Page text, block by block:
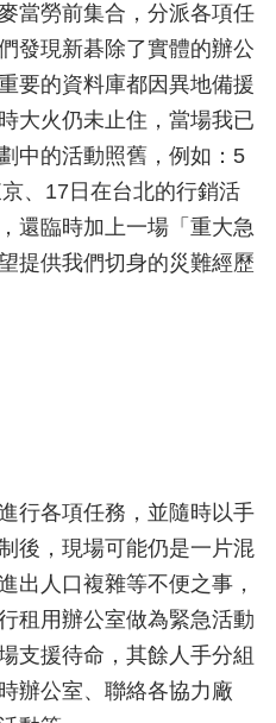
當勞前集合，分派各項任
發現新碁除了實體的辦公
要的資料庫都因異地備援
大火仍未止住，當場我已
中的活動照舊，例如：5
、17日在台北的行銷活
還臨時加上一場「重大急
提供我們切身的災難經歷
行各項任務，並隨時以手
後，現場可能仍是一片混
出人口複雜等不便之事，
租用辦公室做為緊急活動
支援待命，其餘人手分組
辦公室、聯絡各協力廠